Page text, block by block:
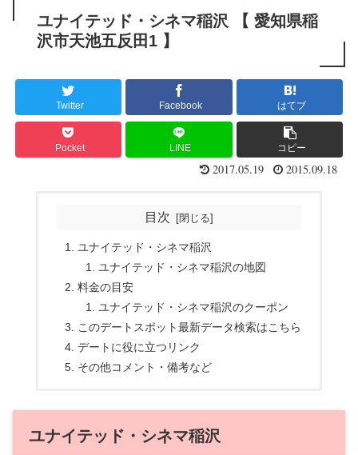
ユナイテッド・シネマ稲沢 【 愛知県稲
沢市天池五反田1 】
Twitter Facebook はてブ
Pocket LINE コピー
2017.05.19 2015.09.18
目次
ユナイテッド・シネマ稲沢
ユナイテッド・シネマ稲沢の地図
料金の目安
ユナイテッド・シネマ稲沢のクーポン
このデートスポット最新データ検索はこちら
デートに役に立つリンク
その他コメント・備考など
ユナイテッド・シネマ稲沢